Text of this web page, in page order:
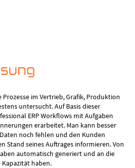
im Vertrieb, Grafik, Produktion
untersucht. Auf Basis dieser
ERP Workflows mit Aufgaben
erarbeitet. Man kann besser
noch fehlen und den Kunden
Stand seines Auftrages informieren. Von
automatisch generiert und an die
haben.